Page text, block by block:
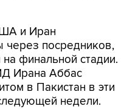
и Иран
посредников,
на финальной стадии.
Ирана Аббас
в Пакистан в эти
недели.